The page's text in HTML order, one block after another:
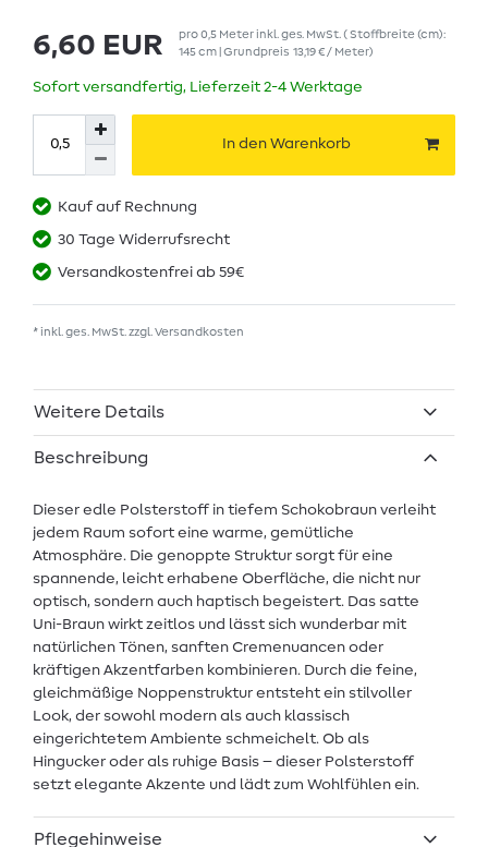
6,60 EUR pro0,5 Meterinkl. ges. MwSt. ( Stoffbreite (cm):
145 cm | Grundpreis 13,19 € / Meter)
Sofort versandfertig, Lieferzeit 2-4 Werktage
In den Warenkorb
Kauf auf Rechnung
30 Tage Widerrufsrecht
Versandkostenfrei ab 59€
* inkl. ges. MwSt. zzgl. Versandkosten
Weitere Details
Beschreibung
Dieser edle Polsterstoff in tiefem Schokobraun verleiht
jedem Raum sofort eine warme, gemütliche
Atmosphäre. Die genoppte Struktur sorgt für eine
spannende, leicht erhabene Oberfläche, die nicht nur
optisch, sondern auch haptisch begeistert. Das satte
Uni-Braun wirkt zeitlos und lässt sich wunderbar mit
natürlichen Tönen, sanften Cremenuancen oder
kräftigen Akzentfarben kombinieren. Durch die feine,
gleichmäßige Noppenstruktur entsteht ein stilvoller
Look, der sowohl modern als auch klassisch
eingerichtetem Ambiente schmeichelt. Ob als
Hingucker oder als ruhige Basis – dieser Polsterstoff
setzt elegante Akzente und lädt zum Wohlfühlen ein.
Pflegehinweise